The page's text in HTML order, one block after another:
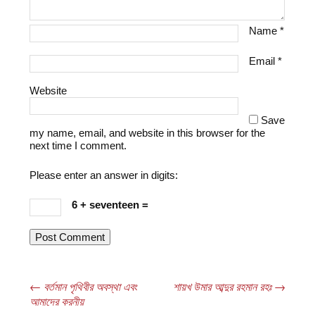
Name*
Email*
Website
Save
my name, email, and website in this browser for the
next time I comment.
Please enter an answer in digits:
6 + seventeen =
Post navigation
← বর্তমান পৃথিবীর অবস্থা এবং
আমাদের করনীয়
শায়খ উমার আব্দুর রহমান রহঃ→